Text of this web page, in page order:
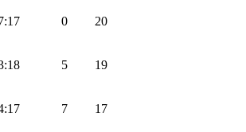
0 20
5 19
7 17